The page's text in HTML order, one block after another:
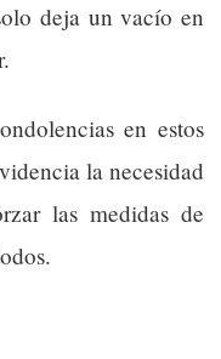
deja un vacío en
en estos
la necesidad
las medidas de